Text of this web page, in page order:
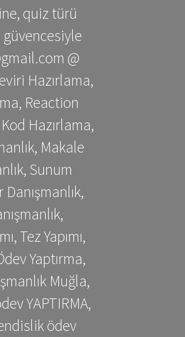
quiz türü
@
Hazırlama,
Reaction
Hazırlama,
Makale
Sunum
Tez Yapımı,
Yaptırma,
Muğla,
YAPTIRMA,
ödev